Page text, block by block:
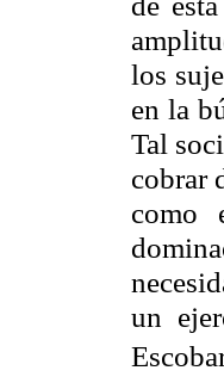
los
en la
Tal
cobrar
como
un